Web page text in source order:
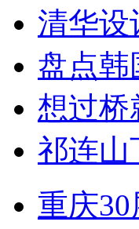
清华设
盘点韩
想过桥
祁连山
重庆